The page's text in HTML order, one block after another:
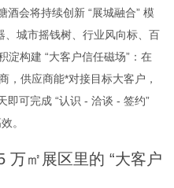
会将持续创新 “展城融合” 模
、城市摇钱树、行业风向标、百
淀构建 “大客户信任磁场”：在
，供应商能*对接目标大客户，
即可完成 “认识 - 洽谈 - 签约”
。
万㎡展区里的 “大客户